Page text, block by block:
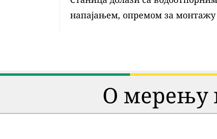
напајањем, опремом за
О мерењу